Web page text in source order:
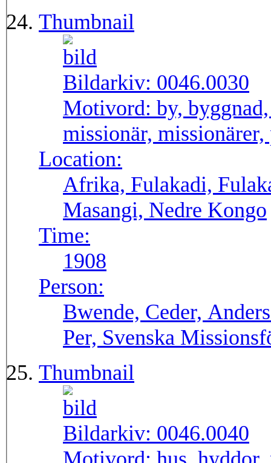
Thumbnail
Bildarkiv: 0046.0030
Motivord: by,
missionär,
Location:
Afrika, Fulakadi,
Masangi, Nedre Kongo
Time:
1908
Person:
Bwende, Ceder,
Per, Svenska
Thumbnail
Bildarkiv: 0046.0040